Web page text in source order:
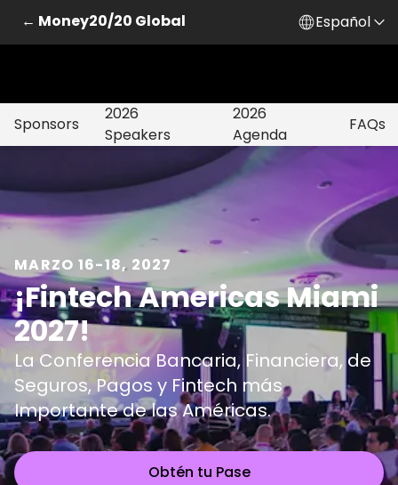
← Money20/20 Global Español
Sponsors
2026
Speakers
2026
Agenda
FAQs
MARZO 16-18, 2027
¡Fintech Americas Miami
2027!
La Conferencia Bancaria, Financiera, de
Seguros, Pagos y Fintech más
Importante de las Américas.
Obtén tu Pase